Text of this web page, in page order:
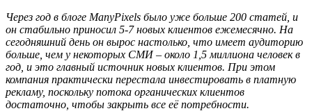
Через год в блоге ManyPixels было уже больше 200 статей, и
он стабильно приносил 5-7 новых клиентов ежемесячно. На
сегодняшний день он вырос настолько, что имеет аудиторию
больше, чем у некоторых СМИ – около 1,5 миллиона человек в
год, и это главный источник новых клиентов. При этом
компания практически перестала инвестировать в платную
рекламу, поскольку потока органических клиентов
достаточно, чтобы закрыть все её потребности.